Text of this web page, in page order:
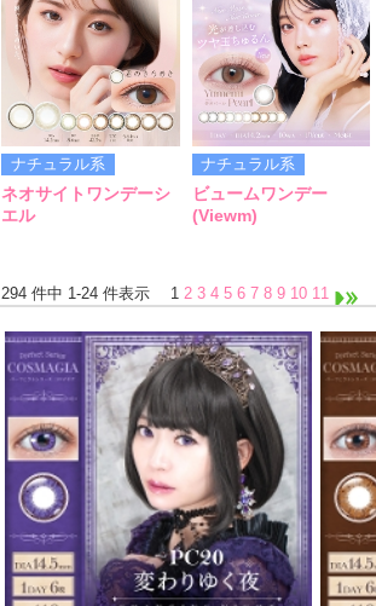
ナチュラル系
ネオサイトワンデーシ
エル
ナチュラル系
ビュームワンデー
(Viewm)
294 件中 1-24 件表示 1 2 3 4 5 6 7 8 9 10 11